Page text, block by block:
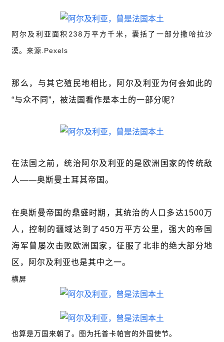
阿尔及利亚面积238万平方千米，囊括了一部分撒哈拉沙
漠。 来源.Pexels
那么，与其它殖民地相比，阿尔及利亚为何会如此的
“与众不同”，被法国看作是本土的一部分呢？
在法国之前，统治阿尔及利亚的是欧洲国家的传统敌
人——奥斯曼土耳其帝国。
在奥斯曼帝国的鼎盛时期，其统治的人口多达1500万
人，控制的疆域达到了450万平方公里，强大的帝国
海军曾屡次击败欧洲国家，征服了北非的绝大部分地
区，阿尔及利亚也是其中之一。
横屏
也算是万国来朝了。图为托普卡帕宫的外国使节。